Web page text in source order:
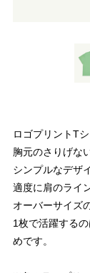
ロゴプリントTシ
胸元のさりげな
シンプルなデザ
適度に肩のライ
オーバーサイズ
1枚で活躍する
めです。